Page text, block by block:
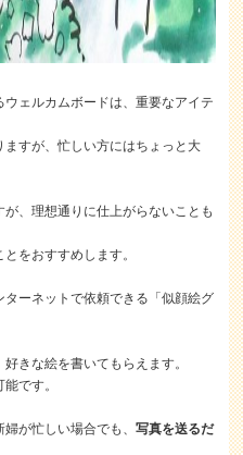
ェルカムボードは、重要なアイテ
すが、忙しい方にはちょっと大
、理想通りに仕上がらないことも
をおすすめします。
ーネットで依頼できる「似顔絵グ
きな絵を書いてもらえます。
です。
婦が忙しい場合でも、写真を送るだ